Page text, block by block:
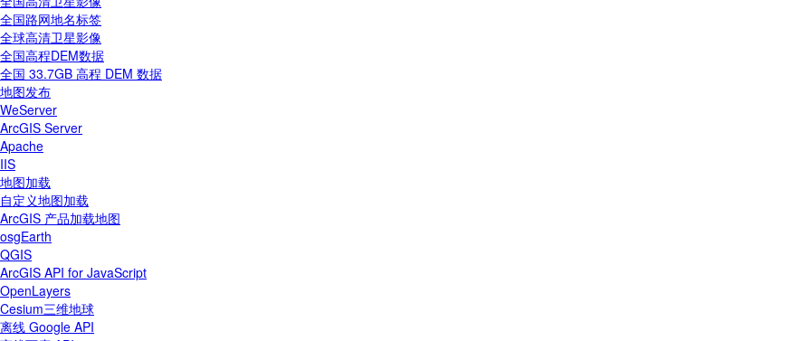
全国路网地名标签
全球高清卫星影像
全国高程DEM数据
全国 33.7GB 高程 DEM 数据
地图发布
WeServer
ArcGIS Server
Apache
IIS
地图加载
自定义地图加载
ArcGIS 产品加载地图
osgEarth
QGIS
ArcGIS API for JavaScript
OpenLayers
Cesium三维地球
离线 Google API